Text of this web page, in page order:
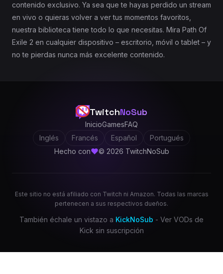
contenido exclusivo. Ya sea que te hayas perdido un stream
en vivo o quieras volver a ver tus momentos favoritos,
nuestra biblioteca tiene todo lo que necesitas. Mira Path Of
Exile 2 en cualquier dispositivo – escritorio, móvil o tablet – y
no te pierdas nunca más excelente contenido.
TwitchNoSub
InicioGamesFAQ
Inglés
Francés Español
Portugués
Hecho con
© 2026 TwitchNoSub
Este sitio no está afiliado con Twitch ni Amazon. Todas las marcas
pertenecen a sus respectivos dueños.
También échale un vistazo a KickNoSub - Ver VODs de
Kick sin suscripción